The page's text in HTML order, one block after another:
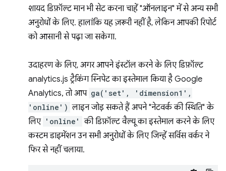
शायद डिफ़ॉल्ट मान भी सेट करना चाहें "ऑनलाइन" में से अन्य सभी
अनुरोधों के लिए. हालांकि यह ज़रूरी नहीं है, लेकिन आपकी रिपोर्ट
को आसानी से पढ़ा जा सकेगा.
उदाहरण के लिए, अगर आपने इंस्टॉल करने के लिए डिफ़ॉल्ट
analytics.js ट्रैकिंग स्निपेट का इस्तेमाल किया है Google
Analytics, तो आप ga('set', 'dimension1',
'online') लाइन जोड़ सकते हैं अपने "नेटवर्क की स्थिति" के
लिए 'online' की डिफ़ॉल्ट वैल्यू का इस्तेमाल करने के लिए
कस्टम डाइमेंशन उन सभी अनुरोधों के लिए जिन्हें सर्विस वर्कर ने
फिर से नहीं चलाया.